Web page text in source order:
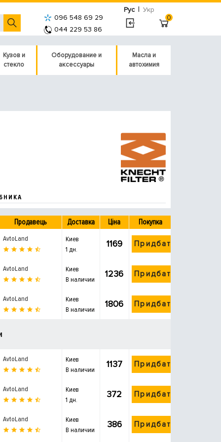
Рус | Укр
096 548 69 29
044 229 53 86
0
Кузов и
стекло
Оборудование и
аксессуары
Масла и
автохимия
Продавець Доставка Ціна Покупка
AvtoLand
Киев
1 дн.
1169 Придбати
AvtoLand
Киев
В наличии
1236 Придбати
AvtoLand
Киев
В наличии
1806 Придбати
AvtoLand
Киев
В наличии
1137 Придбати
AvtoLand
Киев
1 дн.
372 Придбати
AvtoLand
Киев
В наличии
386 Придбати